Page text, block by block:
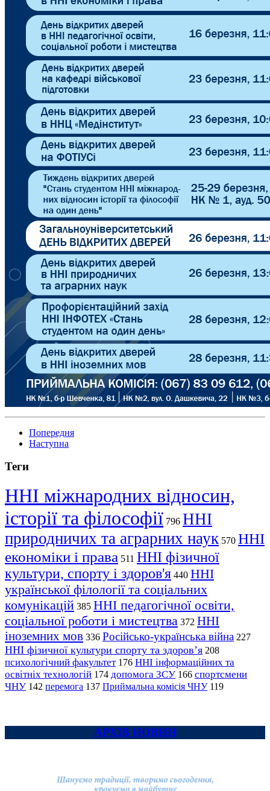
Попередня
Наступна
Теги
ННІ міжнародних відносин,
історії та філософії 796 ННІ
природничих та аграрних наук 570 ННІ
економіки і права 511 ННІ фізичної
культури, спорту і здоров'я 440 ННІ
української філології та соціальних
комунікацій 385 ННІ педагогічної освіти,
соціальної роботи і мистецтва 372 ННІ
іноземних мов 336 Російсько-українська війна 227
ННІ фізичної культури спорту та здоров’я 208
психологічний факультет 176 ННІ інформаційних та
освітніх технологій 174 допомога ЗСУ 166 спортсмени
ЧНУ 142 перемога 137 Приймальна комісія ЧНУ 119
АРХІВ НОВИН